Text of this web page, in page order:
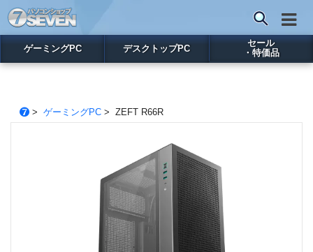
ゲーミングPC デスクトップPC
セール
・特価品
> ゲーミングPC> ZEFT R66R